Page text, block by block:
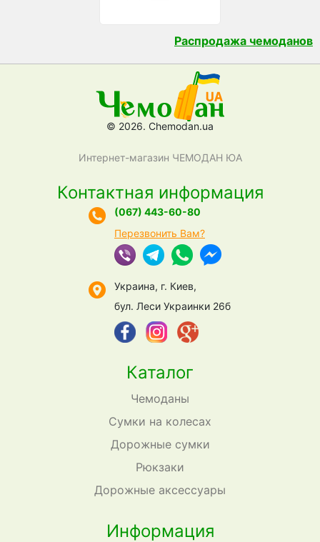
Распродажа чемоданов
© 2026. Chemodan.ua
Интернет-магазин ЧЕМОДАН ЮА
Каталог
Чемоданы
Сумки на колесах
Дорожные сумки
Рюкзаки
Дорожные аксессуары
Информация
Контактная информация
(067) 443-60-80
Перезвонить Вам?
Украина, г. Киев,
бул. Леси Украинки 26б